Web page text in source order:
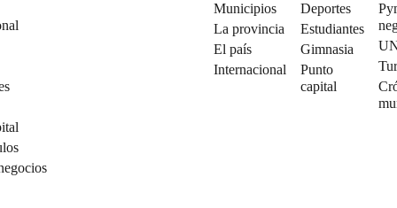
Municipios
La provincia
El país
Internacional
Deportes
Estudiantes
Gimnasia
Punto
capital